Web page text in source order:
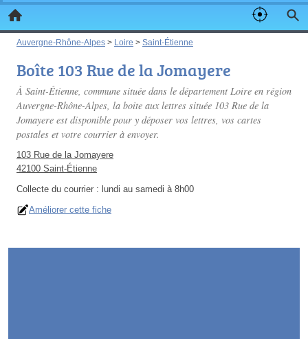
Auvergne-Rhône-Alpes > Loire > Saint-Étienne
Boîte 103 Rue de la Jomayere
À Saint-Étienne, commune située dans le département Loire en région
Auvergne-Rhône-Alpes, la boite aux lettres située 103 Rue de la
Jomayere est disponible pour y déposer vos lettres, vos cartes
postales et votre courrier à envoyer.
103 Rue de la Jomayere
42100 Saint-Étienne
Collecte du courrier : lundi au samedi à 8h00
Améliorer cette fiche